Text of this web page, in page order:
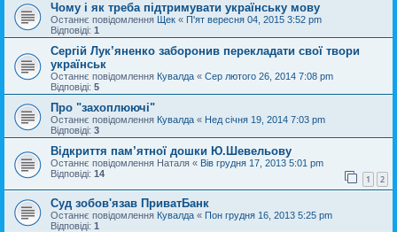
Чому і як треба підтримувати українську мову
Останнє повідомлення Щек « П'ят вересня 04, 2015 3:52 pm
Відповіді: 1
Сергій Лук’яненко заборонив перекладати свої твори
українськ
Останнє повідомлення Кувалда « Сер лютого 26, 2014 7:08 pm
Відповіді: 5
Про "захоплюючі"
Останнє повідомлення Кувалда « Нед січня 19, 2014 7:03 pm
Відповіді: 3
Відкриття пам’ятної дошки Ю.Шевельову
Останнє повідомлення Наталя « Вів грудня 17, 2013 5:01 pm
Відповіді: 14 1 2
Суд зобов'язав ПриватБанк
Останнє повідомлення Кувалда « Пон грудня 16, 2013 5:25 pm
Відповіді: 1